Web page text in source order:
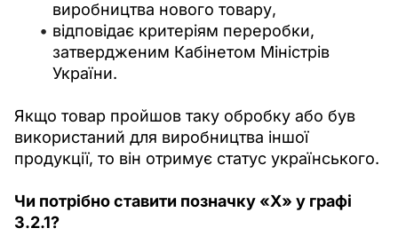
виробництва нового товару,
відповідає критеріям переробки,
затвердженим Кабінетом Міністрів
України.
Якщо товар пройшов таку обробку або був
використаний для виробництва іншої
продукції, то він отримує статус українського.
Чи потрібно ставити позначку «Х» у графі
3.2.1?